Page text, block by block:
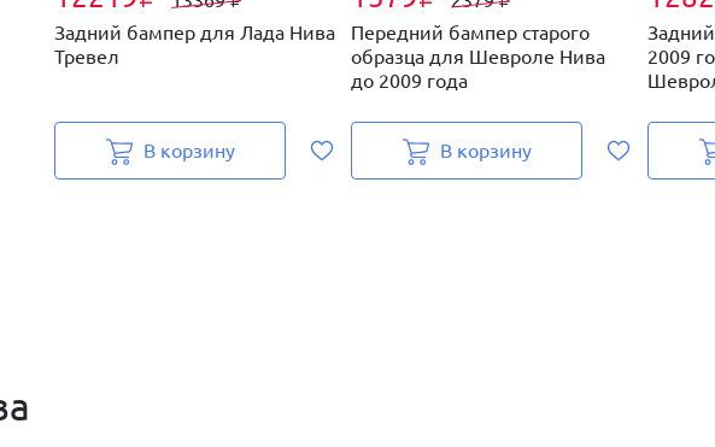
Задний бампер для Лада Нива
Тревел
В корзину
Передний бампер старого
образца для Шевроле Нива
до 2009 года
В корзину
2009